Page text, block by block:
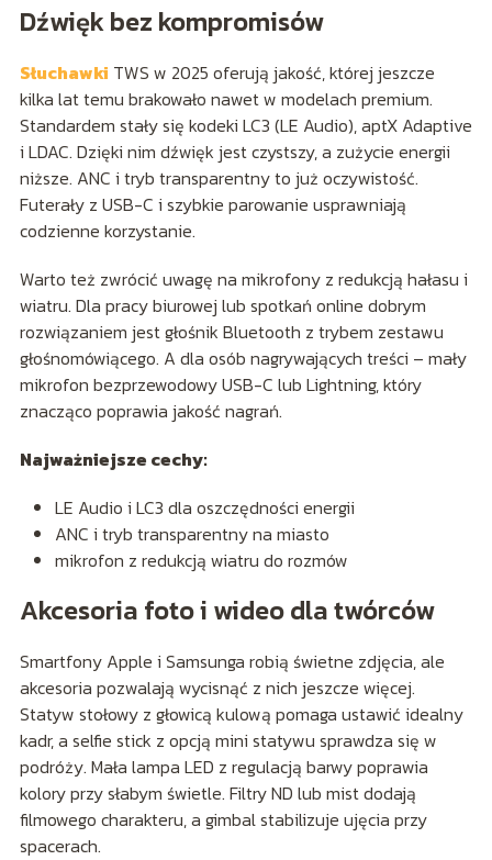
Dźwięk bez kompromisów
Słuchawki TWS w 2025 oferują jakość, której jeszcze
kilka lat temu brakowało nawet w modelach premium.
Standardem stały się kodeki LC3 (LE Audio), aptX Adaptive
i LDAC. Dzięki nim dźwięk jest czystszy, a zużycie energii
niższe. ANC i tryb transparentny to już oczywistość.
Futerały z USB-C i szybkie parowanie usprawniają
codzienne korzystanie.
Warto też zwrócić uwagę na mikrofony z redukcją hałasu i
wiatru. Dla pracy biurowej lub spotkań online dobrym
rozwiązaniem jest głośnik Bluetooth z trybem zestawu
głośnomówiącego. A dla osób nagrywających treści – mały
mikrofon bezprzewodowy USB-C lub Lightning, który
znacząco poprawia jakość nagrań.
Najważniejsze cechy:
LE Audio i LC3 dla oszczędności energii
ANC i tryb transparentny na miasto
mikrofon z redukcją wiatru do rozmów
Akcesoria foto i wideo dla twórców
Smartfony Apple i Samsunga robią świetne zdjęcia, ale
akcesoria pozwalają wycisnąć z nich jeszcze więcej.
Statyw stołowy z głowicą kulową pomaga ustawić idealny
kadr, a selfie stick z opcją mini statywu sprawdza się w
podróży. Mała lampa LED z regulacją barwy poprawia
kolory przy słabym świetle. Filtry ND lub mist dodają
filmowego charakteru, a gimbal stabilizuje ujęcia przy
spacerach.